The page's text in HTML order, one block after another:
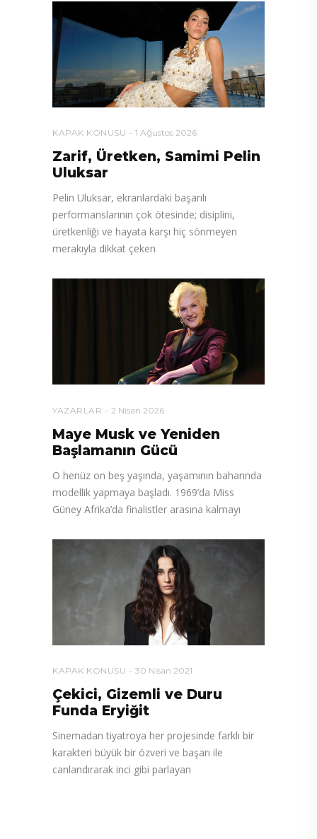
KAPAK KONUSU 1 Ağustos 2026
Zarif, Üretken, Samimi Pelin
Uluksar
Pelin Uluksar, ekranlardaki başarılı
performanslarının çok ötesinde; disiplini,
üretkenliği ve hayata karşı hiç sönmeyen
merakıyla dikkat çeken
YAZARLAR 2 Nisan 2026
Maye Musk ve Yeniden
Başlamanın Gücü
O henüz on beş yaşında, yaşamının baharında
modellik yapmaya başladı. 1969’da Miss
Güney Afrika’da finalistler arasına kalmayı
KAPAK KONUSU 30 Nisan 2021
Çekici, Gizemli ve Duru
Funda Eryiğit
Sinemadan tiyatroya her projesinde farklı bir
karakteri büyük bir özveri ve başarı ile
canlandırarak inci gibi parlayan